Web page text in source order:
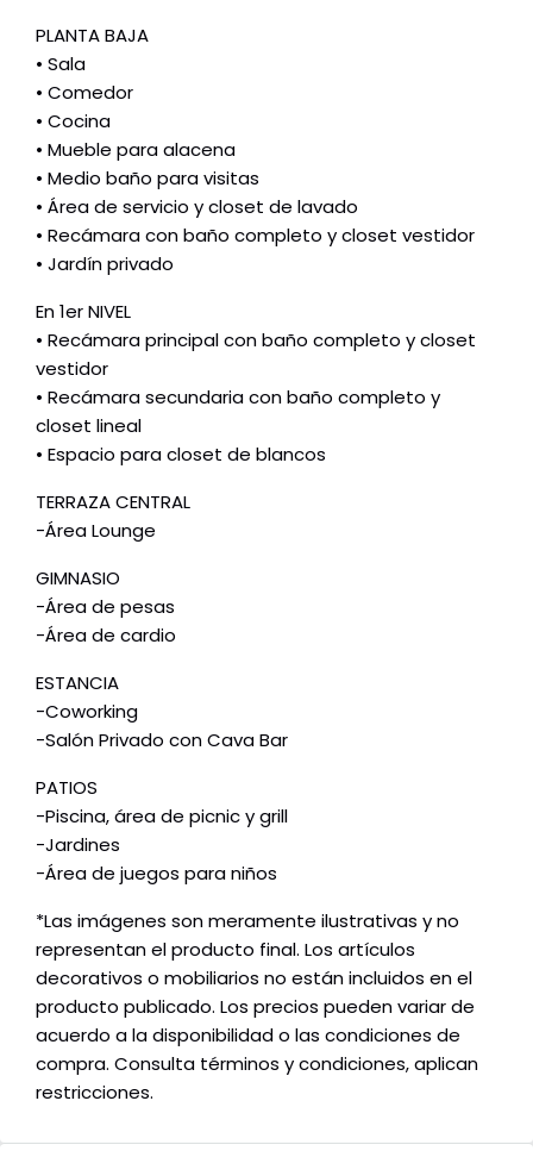
PLANTA BAJA
• Sala
• Comedor
• Cocina
• Mueble para alacena
• Medio baño para visitas
• Área de servicio y closet de lavado
• Recámara con baño completo y closet vestidor
• Jardín privado
En 1er NIVEL
• Recámara principal con baño completo y closet
vestidor
• Recámara secundaria con baño completo y
closet lineal
• Espacio para closet de blancos
TERRAZA CENTRAL
-Área Lounge
GIMNASIO
-Área de pesas
-Área de cardio
ESTANCIA
-Coworking
-Salón Privado con Cava Bar
PATIOS
-Piscina, área de picnic y grill
-Jardines
-Área de juegos para niños
*Las imágenes son meramente ilustrativas y no
representan el producto final. Los artículos
decorativos o mobiliarios no están incluidos en el
producto publicado. Los precios pueden variar de
acuerdo a la disponibilidad o las condiciones de
compra. Consulta términos y condiciones, aplican
restricciones.